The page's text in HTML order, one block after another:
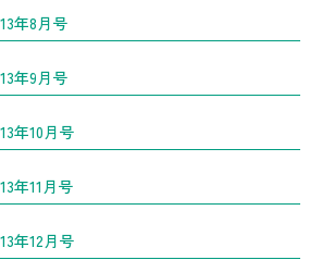
年8月号
年9月号
年10月号
年11月号
年12月号